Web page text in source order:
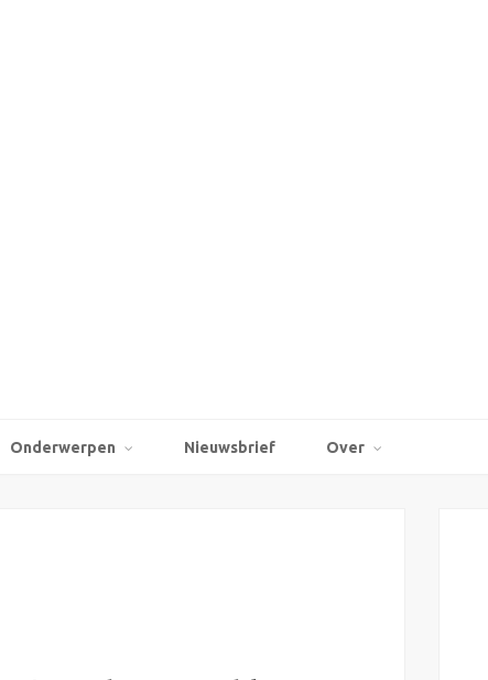
Onderwerpen Nieuwsbrief Over